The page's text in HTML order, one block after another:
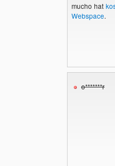
mucho hat
Webspace.
o*******r